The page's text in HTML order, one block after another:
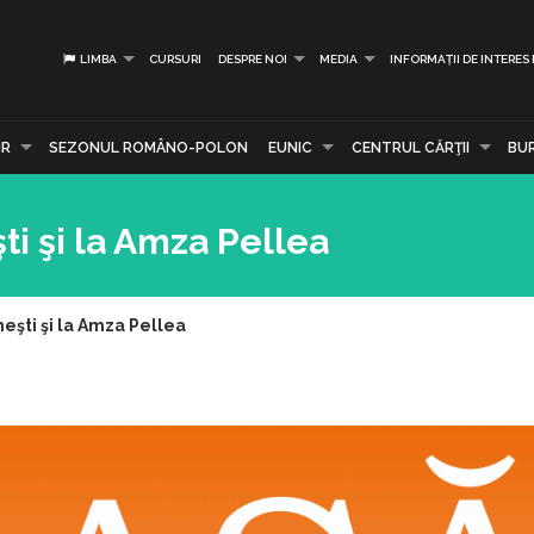
LIMBA CURSURI DESPRE NOI MEDIA INFORMAȚII DE INTERES
SEZONUL ROMÂNO-POLON EUNIC CENTRUL CĂRŢII
şi la Amza Pellea
şi la Amza Pellea